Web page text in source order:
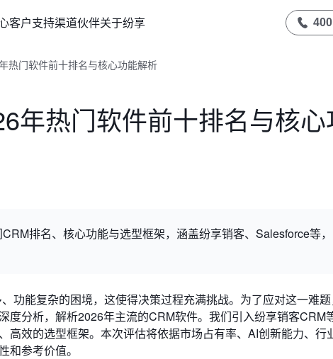
客户支持渠道伙伴关于纷享
热门软件前十排名与核心功能解析
年热门软件前十排名与核心
排名、核心功能与选型框架，涵盖纷享销客、Salesforce等，
功能复杂的困境，这使得决策过程充满挑战。为了应对这一难
度分析，解析2026年主流的CRM软件。我们引入纷享销客CRM
高效的选型框架。本次评估将依据市场占有率、AI创新能力、行
和参考价值。